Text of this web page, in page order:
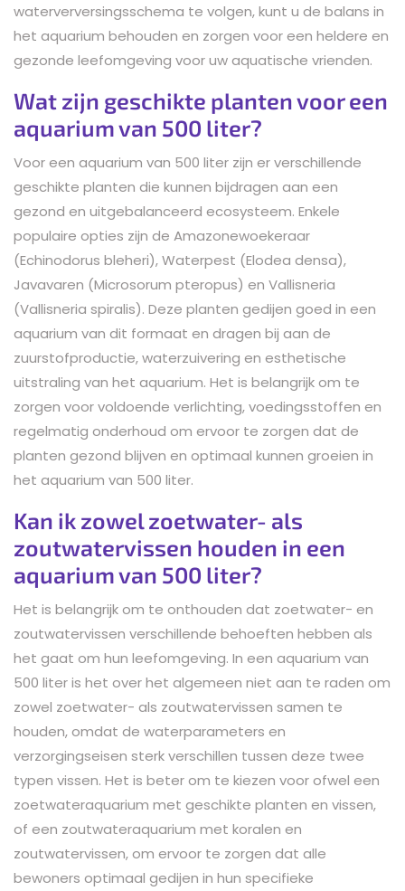
waterverversingsschema te volgen, kunt u de balans in
het aquarium behouden en zorgen voor een heldere en
gezonde leefomgeving voor uw aquatische vrienden.
Wat zijn geschikte planten voor een
aquarium van 500 liter?
Voor een aquarium van 500 liter zijn er verschillende
geschikte planten die kunnen bijdragen aan een
gezond en uitgebalanceerd ecosysteem. Enkele
populaire opties zijn de Amazonewoekeraar
(Echinodorus bleheri), Waterpest (Elodea densa),
Javavaren (Microsorum pteropus) en Vallisneria
(Vallisneria spiralis). Deze planten gedijen goed in een
aquarium van dit formaat en dragen bij aan de
zuurstofproductie, waterzuivering en esthetische
uitstraling van het aquarium. Het is belangrijk om te
zorgen voor voldoende verlichting, voedingsstoffen en
regelmatig onderhoud om ervoor te zorgen dat de
planten gezond blijven en optimaal kunnen groeien in
het aquarium van 500 liter.
Kan ik zowel zoetwater- als
zoutwatervissen houden in een
aquarium van 500 liter?
Het is belangrijk om te onthouden dat zoetwater- en
zoutwatervissen verschillende behoeften hebben als
het gaat om hun leefomgeving. In een aquarium van
500 liter is het over het algemeen niet aan te raden om
zowel zoetwater- als zoutwatervissen samen te
houden, omdat de waterparameters en
verzorgingseisen sterk verschillen tussen deze twee
typen vissen. Het is beter om te kiezen voor ofwel een
zoetwateraquarium met geschikte planten en vissen,
of een zoutwateraquarium met koralen en
zoutwatervissen, om ervoor te zorgen dat alle
bewoners optimaal gedijen in hun specifieke